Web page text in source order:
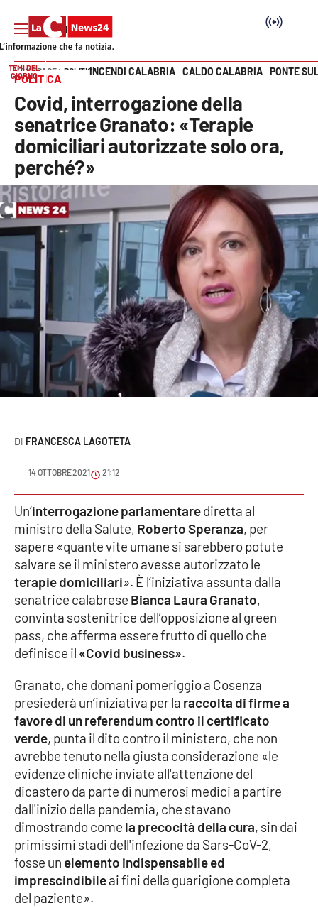
SEZIONI
Cronaca
Politica
Attualità
Economia e lavoro
Italia Mondo
Sanità
Sport
Cultura
Podcast
Meteo
Editoriali
VIDEO
Ambiente
Cronaca
Economia e Lavoro
Politica
Sanità
Società
Sport
RUBRICHE
Vai
TEMI DEL
GIORNO
INCENDI CALABRIA CALDO CALABRIA PONTE
HOME PAGE POLITICA
POLITICA
Covid, interrogazione della
senatrice Granato: «Terapie
domiciliari autorizzate solo ora,
perché?»
FRANCESCA LAGOTETA
14 OTTOBRE 2021 21:12
Un’interrogazione parlamentarediretta al
ministro della Salute, Roberto Speranza, per
sapere «quante vite umane si sarebbero potute
salvare se il ministero avesse autorizzato le
terapie domiciliari». È l’iniziativa assunta dalla
senatrice calabrese Bianca Laura Granato,
convinta sostenitrice dell’opposizione al green
pass, che afferma essere frutto di quello che
definisce il «Covid business».
Granato, che domani pomeriggio a Cosenza
presiederà un’iniziativa per la raccolta di firme a
favore di un referendum contro il certificato
verde, punta il dito contro il ministero, che non
avrebbe tenuto nella giusta considerazione «le
evidenze cliniche inviate all'attenzione del
dicastero da parte di numerosi medici a partire
dall'inizio della pandemia, che stavano
dimostrando come la precocità della cura, sin dai
primissimi stadi dell'infezione da Sars-CoV-2,
fosse un elemento indispensabile ed
imprescindibileai fini della guarigione completa
del paziente».